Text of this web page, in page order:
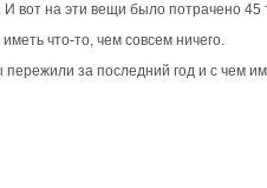
И вот на эти вещи было потрачено 45
что-то, чем совсем ничего.
за последний год и с чем